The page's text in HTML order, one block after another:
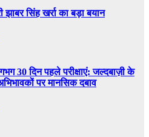
सिंह खर्रा का बड़ा बयान
30 दिन पहले परीक्षाएं: जल्दबाज़ी के
पर मानसिक दबाव